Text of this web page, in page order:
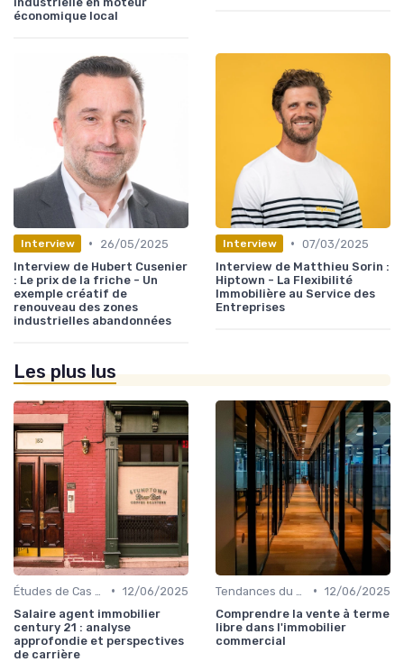
économique local
Interview •
26/05/2025
Interview de Hubert Cusenier
: Le prix de la friche - Un
exemple créatif de
renouveau des zones
industrielles abandonnées
Interview • 07/03/2025
Interview de Matthieu Sorin :
Hiptown - La Flexibilité
Immobilière au Service des
Entreprises
Les plus lus
• 12/06/2025
Salaire agent immobilier
century 21 : analyse
approfondie et perspectives
de carrière
• 12/06/2025
Comprendre la vente à terme
libre dans l'immobilier
commercial